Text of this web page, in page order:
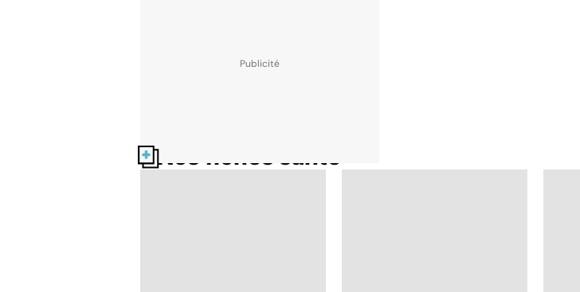
Nos fiches santé